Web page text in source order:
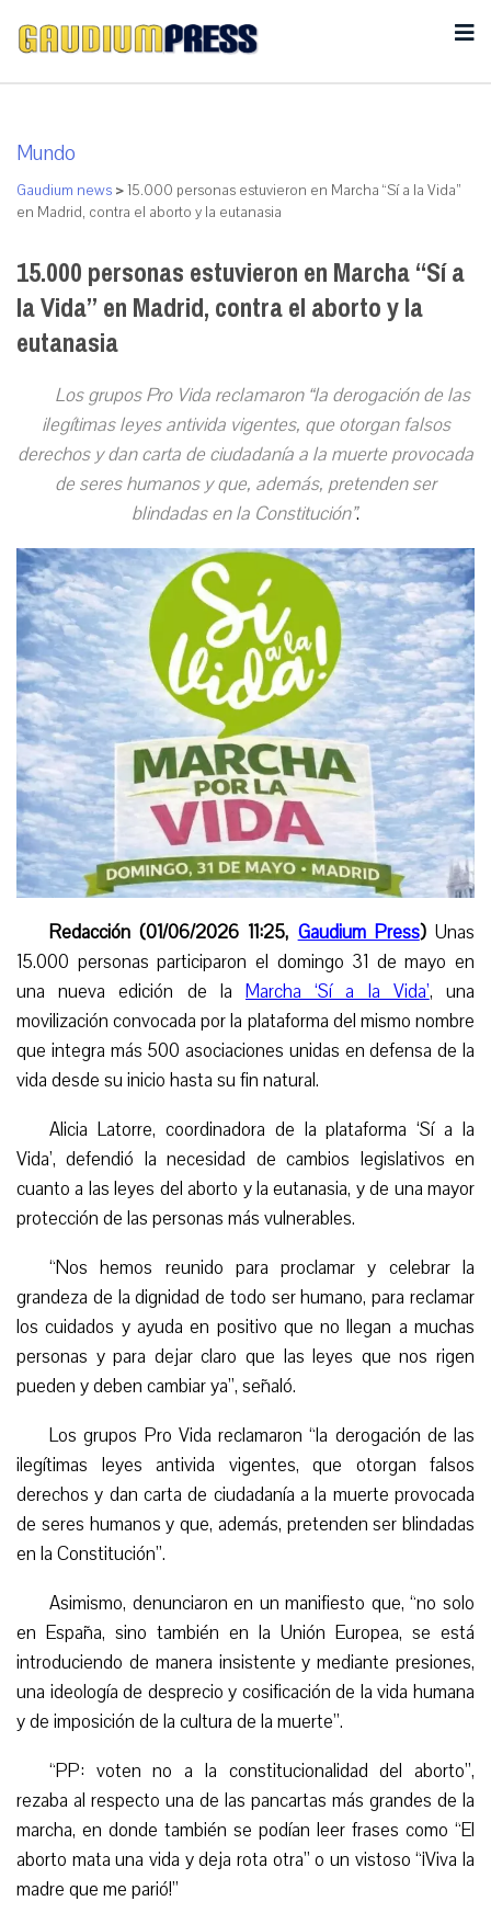
Mundo
Gaudium news >15.000 personas estuvieron en Marcha “Sí a la Vida”
en Madrid, contra el aborto y la eutanasia
15.000 personas estuvieron en Marcha “Sí a
la Vida” en Madrid, contra el aborto y la
eutanasia
Los grupos Pro Vida reclamaron “la derogación de las
ilegítimas leyes antivida vigentes, que otorgan falsos
derechos y dan carta de ciudadanía a la muerte provocada
de seres humanos y que, además, pretenden ser
blindadas en la Constitución”.
Redacción (01/06/2026 11:25, Gaudium Press)Unas
15.000 personas participaron el domingo 31 de mayo en
una nueva edición de la Marcha ‘Sí a la Vida’, una
movilización convocada por la plataforma del mismo nombre
que integra más 500 asociaciones unidas en defensa de la
vida desde su inicio hasta su fin natural.
Alicia Latorre, coordinadora de la plataforma ‘Sí a la
Vida’, defendió la necesidad de cambios legislativos en
cuanto a las leyes del aborto y la eutanasia, y de una mayor
protección de las personas más vulnerables.
“Nos hemos reunido para proclamar y celebrar la
grandeza de la dignidad de todo ser humano, para reclamar
los cuidados y ayuda en positivo que no llegan a muchas
personas y para dejar claro que las leyes que nos rigen
pueden y deben cambiar ya”, señaló.
Los grupos Pro Vida reclamaron “la derogación de las
ilegítimas leyes antivida vigentes, que otorgan falsos
derechos y dan carta de ciudadanía a la muerte provocada
de seres humanos y que, además, pretenden ser blindadas
en la Constitución”.
Asimismo, denunciaron en un manifiesto que, “no solo
en España, sino también en la Unión Europea, se está
introduciendo de manera insistente y mediante presiones,
una ideología de desprecio y cosificación de la vida humana
y de imposición de la cultura de la muerte”.
“PP: voten no a la constitucionalidad del aborto”,
rezaba al respecto una de las pancartas más grandes de la
marcha, en donde también se podían leer frases como “El
aborto mata una vida y deja rota otra” o un vistoso “¡Viva la
madre que me parió!”